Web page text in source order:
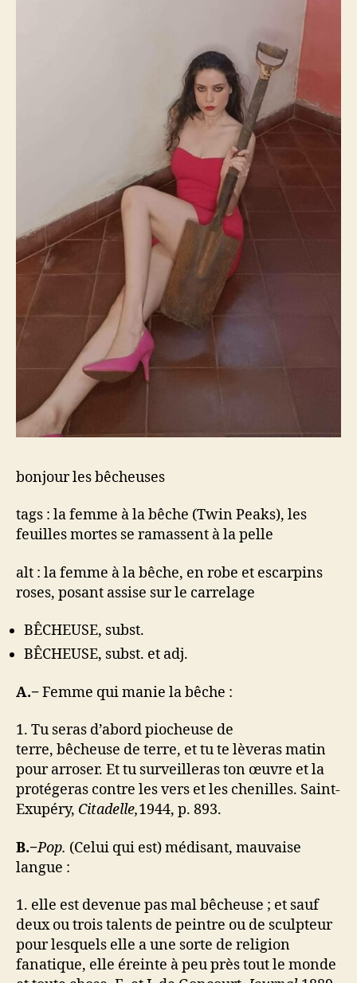
bonjour les bêcheuses
tags : la femme à la bêche (Twin Peaks), les
feuilles mortes se ramassent à la pelle
alt : la femme à la bêche, en robe et escarpins
roses, posant assise sur le carrelage
BÊCHEUSE, subst.
BÊCHEUSE, subst. et adj.
A.−Femme qui manie la bêche :
1. Tu seras d’abord piocheuse de
terre, bêcheuse de terre, et tu te lèveras matin
pour arroser. Et tu surveilleras ton œuvre et la
protégeras contre les vers et les chenilles. Saint-
Exupéry, Citadelle,1944, p. 893.
B.−Pop. (Celui qui est) médisant, mauvaise
langue :
1. elle est devenue pas mal bêcheuse ; et sauf
deux ou trois talents de peintre ou de sculpteur
pour lesquels elle a une sorte de religion
fanatique, elle éreinte à peu près tout le monde